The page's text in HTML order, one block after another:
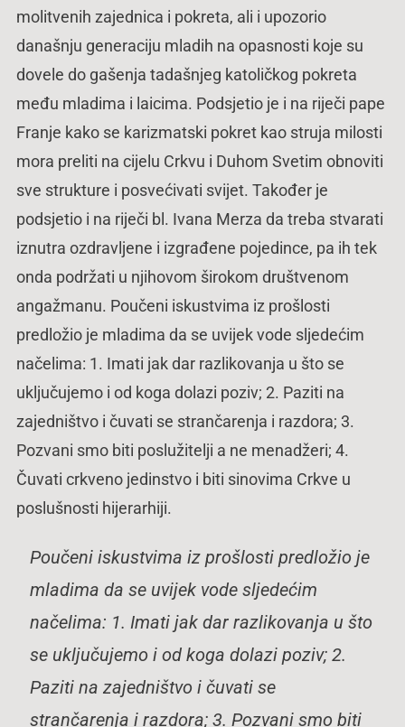
molitvenih zajednica i pokreta, ali i upozorio
današnju generaciju mladih na opasnosti koje su
dovele do gašenja tadašnjeg katoličkog pokreta
među mladima i laicima. Podsjetio je i na riječi pape
Franje kako se karizmatski pokret kao struja milosti
mora preliti na cijelu Crkvu i Duhom Svetim obnoviti
sve strukture i posvećivati svijet. Također je
podsjetio i na riječi bl. Ivana Merza da treba stvarati
iznutra ozdravljene i izgrađene pojedince, pa ih tek
onda podržati u njihovom širokom društvenom
angažmanu. Poučeni iskustvima iz prošlosti
predložio je mladima da se uvijek vode sljedećim
načelima: 1. Imati jak dar razlikovanja u što se
uključujemo i od koga dolazi poziv; 2. Paziti na
zajedništvo i čuvati se strančarenja i razdora; 3.
Pozvani smo biti poslužitelji a ne menadžeri; 4.
Čuvati crkveno jedinstvo i biti sinovima Crkve u
poslušnosti hijerarhiji.
Poučeni iskustvima iz prošlosti predložio je
mladima da se uvijek vode sljedećim
načelima: 1. Imati jak dar razlikovanja u što
se uključujemo i od koga dolazi poziv; 2.
Paziti na zajedništvo i čuvati se
strančarenja i razdora; 3. Pozvani smo biti